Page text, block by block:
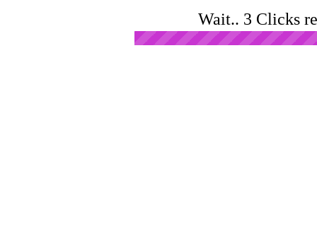
Wait.. 3 Clicks